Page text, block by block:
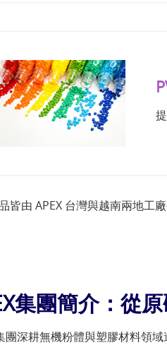
皆由 APEX 台灣與越南兩地工
集團簡介：從
團深耕無機粉體與塑膠材料領